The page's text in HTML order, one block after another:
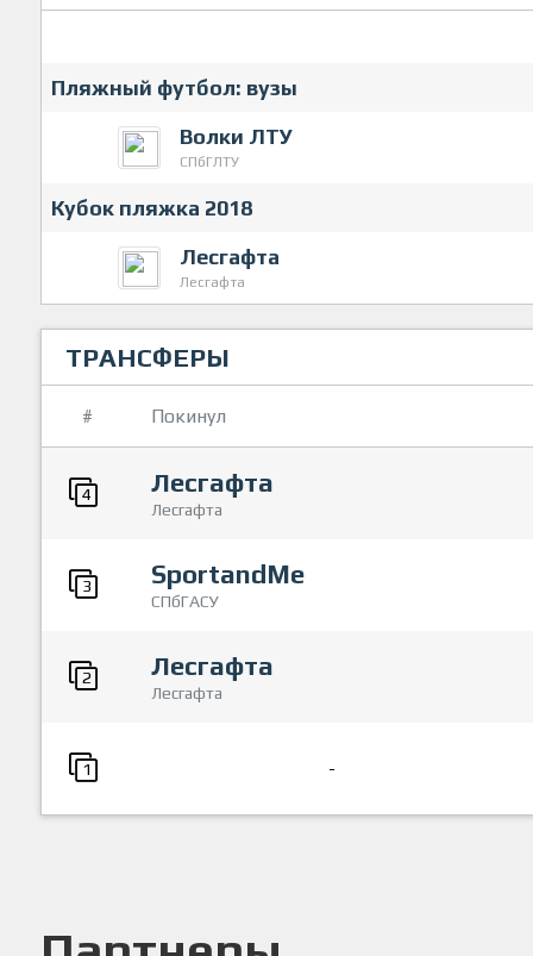
Пляжный футбол: вузы
Волки ЛТУ
СПбГЛТУ
Кубок пляжка 2018
Лесгафта
Лесгафта
ТРАНСФЕРЫ
# Покинул
4 Лесгафта
Лесгафта
3 SportandMe
СПбГАСУ
2 Лесгафта
Лесгафта
1 -